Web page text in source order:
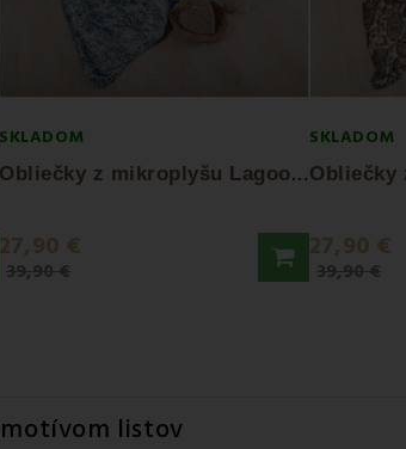
SKLADOM
O
bliečky z mikroplyšu Lagoon EMI
27,90 €
39,90 €
SKLADOM
27,90 €
39,90 €
listov